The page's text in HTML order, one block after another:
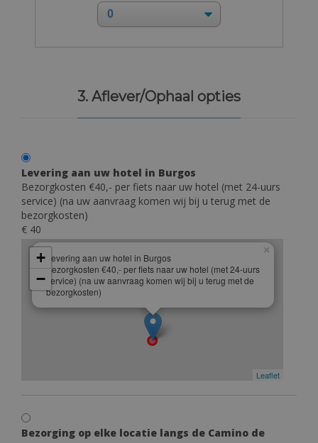
3. Aflever/Ophaal opties
Levering aan uw hotel in Burgos
Bezorgkosten €40,- per fiets naar uw hotel (met 24-uurs
service) (na uw aanvraag komen wij bij u terug met de
bezorgkosten)
€ 40
Levering aan uw hotel in Burgos
Bezorgkosten €40,- per fiets naar uw hotel (met 24-uurs
service) (na uw aanvraag komen wij bij u terug met de
bezorgkosten)
×
+
−
Leaflet
Bezorging op elke locatie langs de Camino de